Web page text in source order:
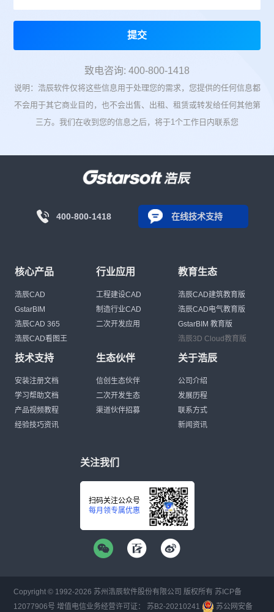
提交
致电咨询: 400-800-1418
说明：浩辰软件仅将这些信息用于处理您的需求，您提供的任何信息都
不会用于其它商业目的，也不会出售、出租、租赁或转发给任何其他第
三方。我们在收到您的信息之后，将于1个工作日内联系您
400-800-1418 在线技术支持
核心产品
浩辰CAD
GstarBIM
浩辰CAD 365
浩辰CAD看图王
行业应用
工程建设CAD
制造行业CAD
二次开发应用
教育生态
浩辰CAD建筑教育版
浩辰CAD电气教育版
GstarBIM 教育版
浩辰3D Cloud教育版
技术支持
安装注册文档
学习帮助文档
产品视频教程
经验技巧资讯
生态伙伴
信创生态伙伴
二次开发生态
渠道伙伴招募
关于浩辰
公司介绍
发展历程
联系方式
新闻资讯
关注我们
扫码关注公众号
每月领专属优惠
Copyright © 1992-2026 苏州浩辰软件股份有限公司 版权所有 苏ICP备
12077906号 增值电信业务经营许可证： 苏B2-20210241 苏公网安备